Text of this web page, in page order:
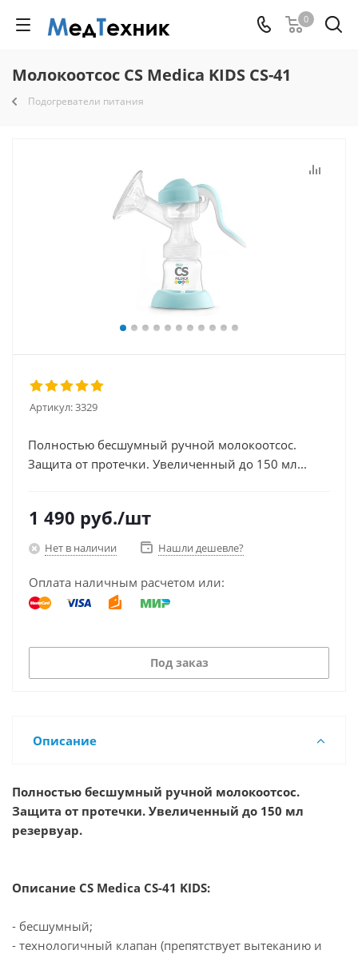
0
Молокоотсос CS Medica KIDS CS-41
Подогреватели питания
Артикул:3329
Полностью бесшумный ручной молокоотсос.
Защита от протечки. Увеличенный до 150 мл...
1 490 руб./шт
Нет в наличии Нашли дешевле?
Оплата наличным расчетом или:
Под заказ
Описание
Полностью бесшумный ручной молокоотсос.
Защита от протечки. Увеличенный до 150 мл
резервуар.
Описание CS Medica CS-41 KIDS:
- бесшумный;
- технологичный клапан (препятствует вытеканию и